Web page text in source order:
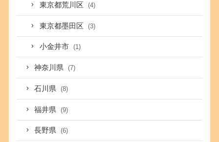
東京都荒川区 (4)
東京都墨田区 (3)
小金井市 (1)
神奈川県 (7)
石川県 (8)
福井県 (9)
長野県 (6)